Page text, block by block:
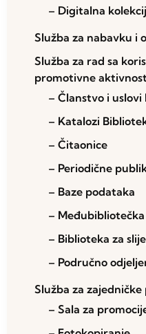
– Digitalna
Služba za nabavku i
Služba za rad sa
promotivne
– Članstvo i uslovi
– Katalozi
– Čitaonice
– Periodične
– Baze podataka
–
– Biblioteka za
– Područno
Služba za zajedničke
– Sala za